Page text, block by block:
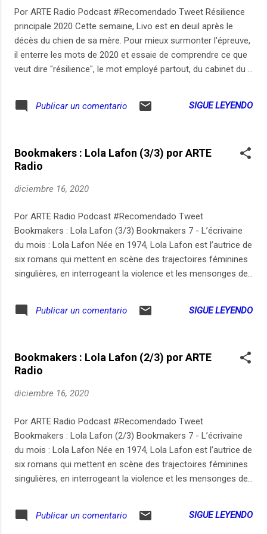
Quand on a que l’amour (Jacques Brel), Avec le temps (Léo
Ferré), Dis, quand reviendras-tu (Barbara), Symphonie nᵒ 40
en sol mineur (Mozart), My heart will go on (Céline Dion) et
L’hymne des femmes. Enregistrement : 4 déce...
Por ARTE Radio Podcast #Recomendado Tweet Résilience
principale 2020 Cette semaine, Livo est en deuil après le
décès du chien de sa mère. Pour mieux surmonter l'épreuve,
il enterre les mots de 2020 et essaie de comprendre ce que
veut dire "résilience", le mot employé partout, du cabinet du
Lyon "Marmor", qui avait prédit pour 2020 une année sans
mercredi, Dépêche découpe l'actu avec un micro. Abonnez-
vous à ce podcast sur notre site, Apple
Podcasts, SoundCloud ou Deezer. Enregistrements : 20
Olivier Minot - Mix : Charlie Marcelet - Production : ARTE
Radio
Publicar un comentario SIGUE LEYENDO
Bookmakers : Lola Lafon (3/3) por ARTE
Radio
diciembre 16, 2020
Por ARTE Radio Podcast #Recomendado Tweet
Bookmakers : Lola Lafon (3/3) Bookmakers 7 - L’écrivaine
du mois : Lola Lafon Née en 1974, Lola Lafon est l’autrice de
six romans qui mettent en scène des trajectoires féminines
singulières, en interrogeant la violence et les mensonges de
(2003), « De ça je me console » (2007), « Nous sommes les
oiseaux de la tempête qui s'annonce » (2011), « La Petite
étudiants France Culture – Télérama. En partenariat avec
Babelio (3/3) Gymnastique rythmique « L’écriture est ce
compromis entre une liberté, une histoire et un souvenir »,
qui préside à ce troisième épisode est celui-ci : été 1976,
Jeux Olympiques de Montréal, une gymnaste roumaine de 14
ans, Nadia Comaneci, subjugue le monde entier v...
Publicar un comentario SIGUE LEYENDO
Bookmakers : Lola Lafon (2/3) por ARTE
Radio
diciembre 16, 2020
Por ARTE Radio Podcast #Recomendado Tweet
Bookmakers : Lola Lafon (2/3) Bookmakers 7 - L’écrivaine
du mois : Lola Lafon Née en 1974, Lola Lafon est l’autrice de
six romans qui mettent en scène des trajectoires féminines
singulières, en interrogeant la violence et les mensonges de
oiseaux de la tempête qui s'annonce » (2011), « La Petite
Publicar un comentario SIGUE LEYENDO